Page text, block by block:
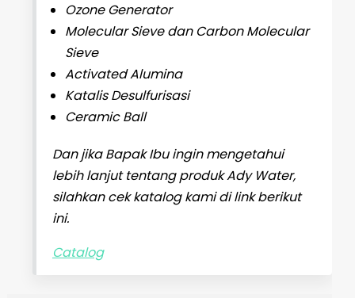
Ozone Generator
Molecular Sieve dan Carbon Molecular
Sieve
Activated Alumina
Katalis Desulfurisasi
Ceramic Ball
Dan jika Bapak Ibu ingin mengetahui
lebih lanjut tentang produk Ady Water,
silahkan cek katalog kami di link berikut
ini.
Catalog